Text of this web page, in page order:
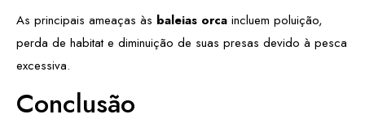
As principais ameaças às baleias orca incluem poluição,
perda de habitat e diminuição de suas presas devido à pesca
excessiva.
Conclusão